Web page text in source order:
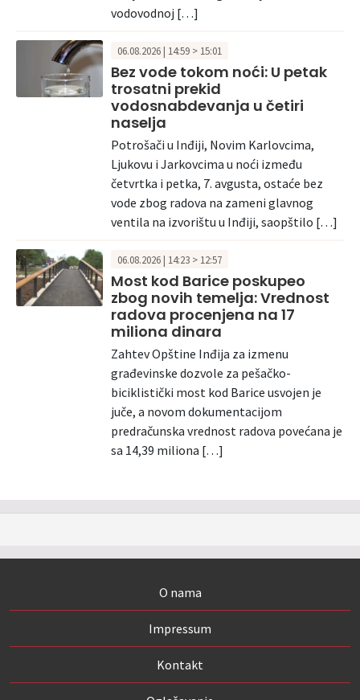
vodovodnoj […]
06.08.2026 | 14:59 > 15:01
Bez vode tokom noći: U petak
trosatni prekid
vodosnabdevanja u četiri
naselja
Potrošači u Inđiji, Novim Karlovcima,
Ljukovu i Jarkovcima u noći između
četvrtka i petka, 7. avgusta, ostaće bez
vode zbog radova na zameni glavnog
ventila na izvorištu u Inđiji, saopštilo […]
06.08.2026 | 14:23 > 12:57
Most kod Barice poskupeo
zbog novih temelja: Vrednost
radova procenjena na 17
miliona dinara
Zahtev Opštine Inđija za izmenu
građevinske dozvole za pešačko-
biciklistički most kod Barice usvojen je
juče, a novom dokumentacijom
predračunska vrednost radova povećana je
sa 14,39 miliona […]
O nama
Impressum
Kontakt